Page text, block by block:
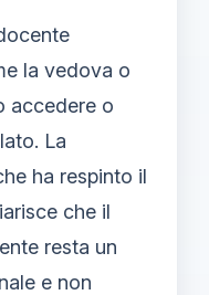
la vedova o
accedere o
La
ha respinto il
che il
resta un
e non